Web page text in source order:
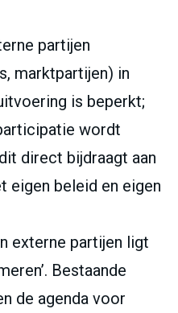
partijen
marktpartijen) in
is beperkt;
wordt
direct bijdraagt aan
eigen beleid en eigen
externe partijen ligt
Bestaande
de agenda voor